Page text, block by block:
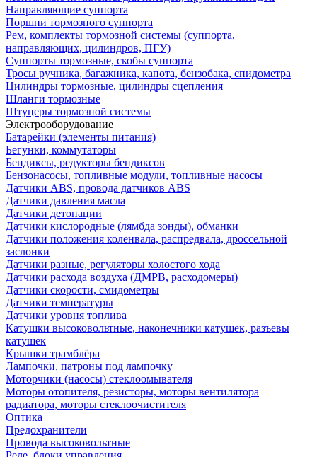
Направляющие суппорта
Поршни тормозного суппорта
Рем, комплекты тормозной системы (суппорта,
направляющих, цилиндров, ПГУ)
Суппорты тормозные, скобы суппорта
Тросы ручника, багажника, капота, бензобака, спидометра
Цилиндры тормозные, цилиндры сцепления
Шланги тормозные
Штуцеры тормозной системы
Электрооборудование
Батарейки (элементы питания)
Бегунки, коммутаторы
Бендиксы, редукторы бендиксов
Бензонасосы, топливные модули, топливные насосы
Датчики ABS, провода датчиков ABS
Датчики давления масла
Датчики детонации
Датчики кислородные (лямбда зонды), обманки
Датчики положения коленвала, распредвала, дроссельной
заслонки
Датчики разные, регуляторы холостого хода
Датчики расхода воздуха (ДМРВ, расходомеры)
Датчики скорости, смидометры
Датчики температуры
Датчики уровня топлива
Катушки высоковольтные, наконечники катушек, разъевы
катушек
Крышки трамблёра
Лампочки, патроны под лампочку
Моторчики (насосы) стеклоомывателя
Моторы отопителя, резисторы, моторы вентилятора
радиатора, моторы стеклоочистителя
Оптика
Предохранители
Провода высоковольтные